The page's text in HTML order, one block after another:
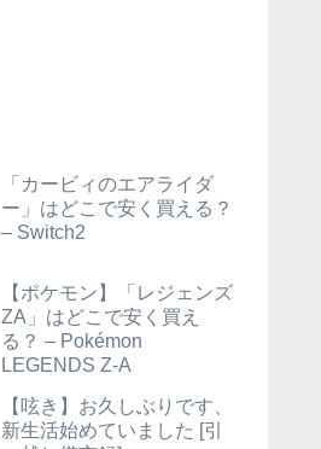
「カービィのエアライダ
ー」はどこで安く買える？
– Switch2
【ポケモン】「レジェンズ
ZA」はどこで安く買え
る？ – Pokémon
LEGENDS Z-A
【呟き】お久しぶりです、
新生活始めていました [引